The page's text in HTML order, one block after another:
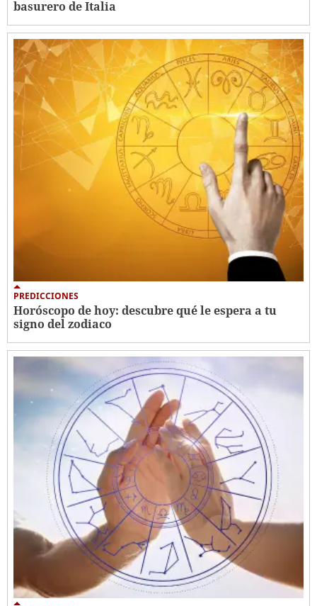
basurero de Italia
PREDICCIONES
Horóscopo de hoy: descubre qué le espera a tu
signo del zodiaco